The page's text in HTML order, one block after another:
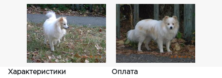
Характеристики
Оплата